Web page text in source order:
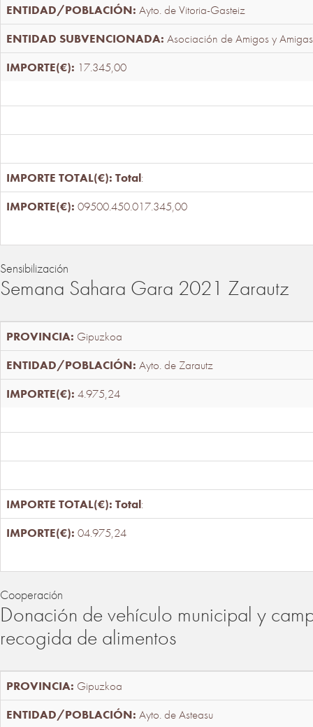
Ayto. de Vitoria-Gasteiz
Asociación de Amigos y
17.345,00
Total:
09500.450.017.345,00
Sensibilización
Semana Sahara Gara 2021 Zarautz
Gipuzkoa
Ayto. de Zarautz
4.975,24
Total:
04.975,24
Cooperación
Donación de vehículo municipal y
recogida de alimentos
Gipuzkoa
Ayto. de Asteasu